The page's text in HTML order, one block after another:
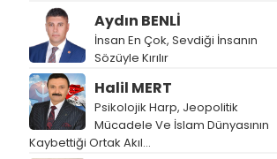
Aydın BENLİ
İnsan En Çok, Sevdiği İnsanın
Sözüyle Kırılır
Halil MERT
Psikolojik Harp, Jeopolitik
Mücadele Ve İslam Dünyasının
Kaybettiği Ortak Akıl…